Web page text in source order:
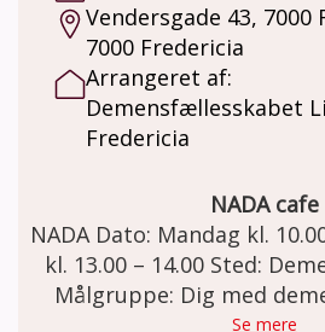
Vendersgade 43, 7000
7000 Fredericia
Arrangeret af:
Demensfællesskabet
Fredericia
NADA cafe
NADA Dato: Mandag kl. 10.00 – 11.00 Torsdag
kl. 13.00 – 14.00 Sted: Demensfællesskabet
Lillebælt. Vendersgade 43, 7000 Fredericia.
Demensteamet tilbyder
Målgruppe: Dig med
Se mere